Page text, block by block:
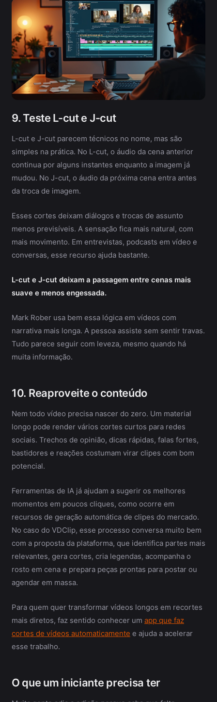
9. Teste L-cut e J-cut
L-cut e J-cut parecem técnicos no nome, mas são
simples na prática. No L-cut, o áudio da cena anterior
continua por alguns instantes enquanto a imagem já
mudou. No J-cut, o áudio da próxima cena entra antes
da troca de imagem.
Esses cortes deixam diálogos e trocas de assunto
menos previsíveis. A sensação fica mais natural, com
mais movimento. Em entrevistas, podcasts em vídeo e
conversas, esse recurso ajuda bastante.
L-cut e J-cut deixam a passagem entre cenas mais
suave e menos engessada.
Mark Rober usa bem essa lógica em vídeos com
narrativa mais longa. A pessoa assiste sem sentir travas.
Tudo parece seguir com leveza, mesmo quando há
muita informação.
10. Reaproveite o conteúdo
Nem todo vídeo precisa nascer do zero. Um material
longo pode render vários cortes curtos para redes
sociais. Trechos de opinião, dicas rápidas, falas fortes,
bastidores e reações costumam virar clipes com bom
potencial.
Ferramentas de IA já ajudam a sugerir os melhores
momentos em poucos cliques, como ocorre em
recursos de geração automática de clipes do mercado.
No caso do VDClip, esse processo conversa muito bem
com a proposta da plataforma, que identifica partes mais
relevantes, gera cortes, cria legendas, acompanha o
rosto em cena e prepara peças prontas para postar ou
agendar em massa.
Para quem quer transformar vídeos longos em recortes
mais diretos, faz sentido conhecer um app que faz
cortes de vídeos automaticamente e ajuda a acelerar
esse trabalho.
O que um iniciante precisa ter